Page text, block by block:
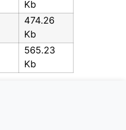
Kb
474.26
Kb
565.23
Kb